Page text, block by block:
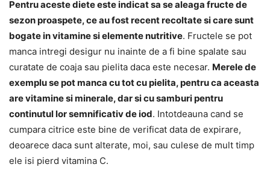
Pentru aceste diete este indicat sa se aleaga fructe de
sezon proaspete, ce au fost recent recoltate si care sunt
bogate in vitamine si elemente nutritive. Fructele se pot
manca intregi desigur nu inainte de a fi bine spalate sau
curatate de coaja sau pielita daca este necesar. Merele de
exemplu se pot manca cu tot cu pielita, pentru ca aceasta
are vitamine si minerale, dar si cu samburi pentru
continutul lor semnificativ de iod. Intotdeauna cand se
cumpara citrice este bine de verificat data de expirare,
deoarece daca sunt alterate, moi, sau culese de mult timp
ele isi pierd vitamina C.